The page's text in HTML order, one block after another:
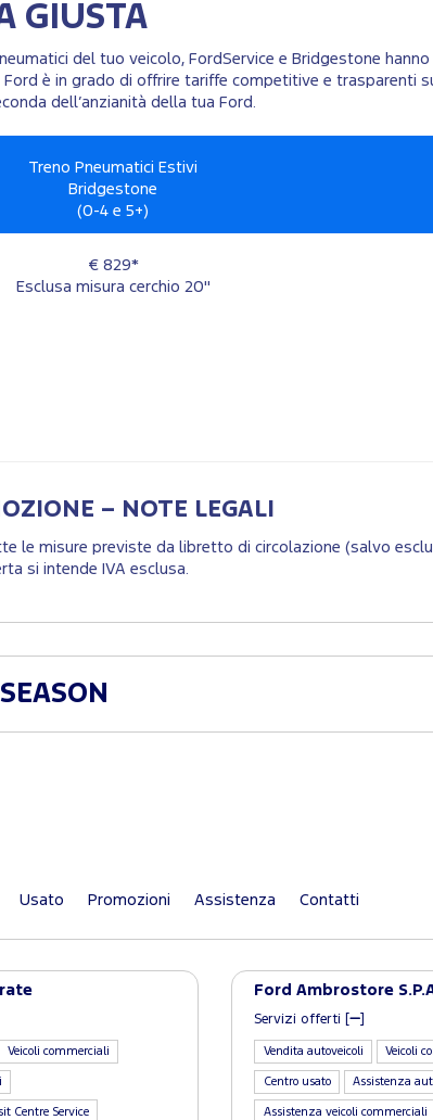
GIUSTA
del tuo veicolo, FordService e Bridgestone
è in grado di offrire tariffe competitive e
dell’anzianità della tua Ford.
Treno Pneumatici Estivi
Bridgestone
(0-4 e 5+)
€ 829*
Esclusa misura cerchio 20"
– NOTE LEGALI
le misure previste da libretto di circolazione (salvo
si intende IVA esclusa.
Usato Promozioni Assistenza Contatti
Veicoli commerciali
Centre Service
Ford Ambrostore
Servizi offerti [
Vendita autoveicoli Veicoli
Centro usato Assistenza
Assistenza veicoli commerciali